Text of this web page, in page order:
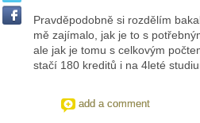
Pravděpodobně si rozdělím
mě zajímalo, jak je to s
ale jak je tomu s celkovým
stačí 180 kreditů i na 4leté
add a comment